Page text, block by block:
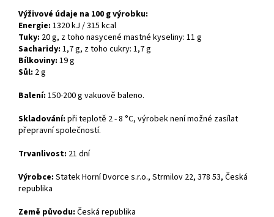
Výživové údaje na 100 g výrobku:
Energie: 1320 kJ / 315 kcal
Tuky: 20 g, z toho nasycené mastné kyseliny: 11 g
Sacharidy: 1,7 g, z toho cukry: 1,7 g
Bílkoviny: 19 g
Sůl: 2 g
Balení: 150-200 g vakuově baleno.
Skladování: při teplotě 2 - 8 °C, výrobek není možné zasílat
přepravní společností.
Trvanlivost: 21 dní
Výrobce: Statek Horní Dvorce s.r.o., Strmilov 22, 378 53, Česká
republika
Země původu: Česká republika